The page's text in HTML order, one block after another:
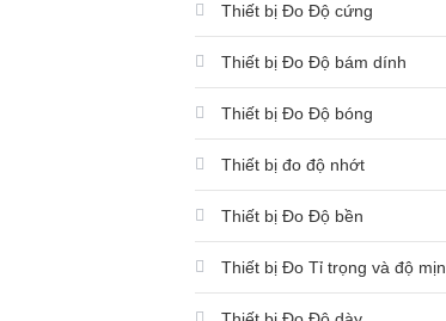
Thiết bị Đo Độ cứng
Thiết bị Đo Độ bám dính
Thiết bị Đo Độ bóng
Thiết bị đo độ nhớt
Thiết bị Đo Độ bền
Thiết bị Đo Tỉ trọng và độ mịn